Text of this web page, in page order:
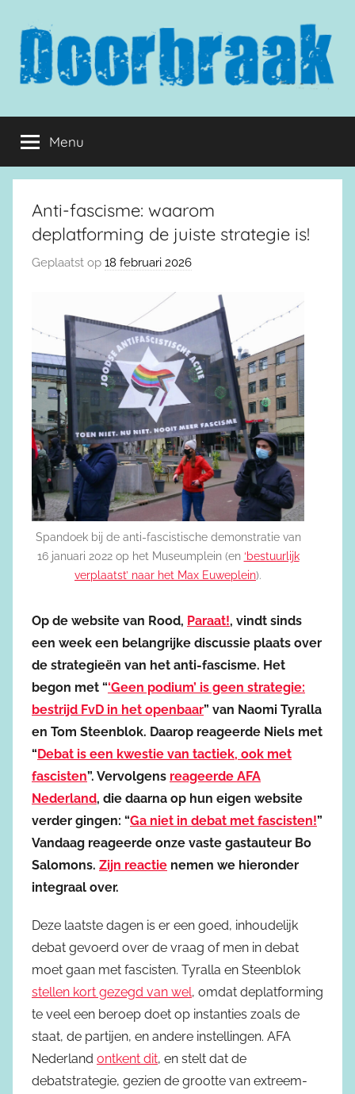
inhoud
springen
Doorbraak.eu
Menu
Anti-fascisme: waarom
deplatforming de juiste strategie is!
Geplaatst op 18 februari 2026
Spandoek bij de anti-fascistische demonstratie van
16 januari 2022 op het Museumplein (en ‘bestuurlijk
verplaatst’ naar het Max Euweplein).
Op de website van Rood, Paraat!, vindt sinds
een week een belangrijke discussie plaats over
de strategieën van het anti-fascisme. Het
begon met “‘Geen podium’ is geen strategie:
bestrijd FvD in het openbaar” van Naomi Tyralla
en Tom Steenblok. Daarop reageerde Niels met
“ Debat is een kwestie van tactiek, ook met
fascisten”. Vervolgens reageerde AFA
Nederland, die daarna op hun eigen website
verder gingen: “Ga niet in debat met fascisten!”
Vandaag reageerde onze vaste gastauteur Bo
Salomons. Zijn reactie nemen we hieronder
integraal over.
Deze laatste dagen is er een goed, inhoudelijk
debat gevoerd over de vraag of men in debat
moet gaan met fascisten. Tyralla en Steenblok
stellen kort gezegd van wel, omdat deplatforming
te veel een beroep doet op instanties zoals de
staat, de partijen, en andere instellingen. AFA
Nederland ontkent dit, en stelt dat de
debatstrategie, gezien de grootte van extreem-